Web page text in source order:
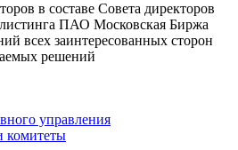
в составе Совета директоров
листинга ПАО Московская Биржа
всех заинтересованных сторон
решений
управления
комитеты